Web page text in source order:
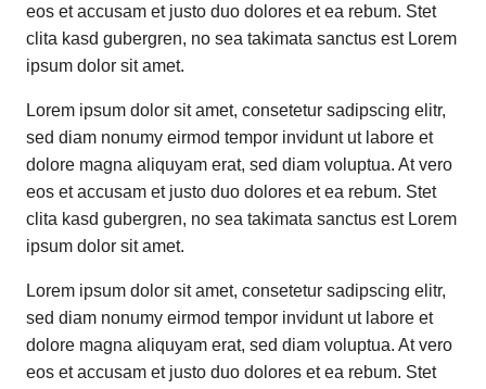
eos et accusam et justo duo dolores et ea rebum. Stet
clita kasd gubergren, no sea takimata sanctus est Lorem
ipsum dolor sit amet.
Lorem ipsum dolor sit amet, consetetur sadipscing elitr,
sed diam nonumy eirmod tempor invidunt ut labore et
dolore magna aliquyam erat, sed diam voluptua. At vero
eos et accusam et justo duo dolores et ea rebum. Stet
clita kasd gubergren, no sea takimata sanctus est Lorem
ipsum dolor sit amet.
Lorem ipsum dolor sit amet, consetetur sadipscing elitr,
sed diam nonumy eirmod tempor invidunt ut labore et
dolore magna aliquyam erat, sed diam voluptua. At vero
eos et accusam et justo duo dolores et ea rebum. Stet